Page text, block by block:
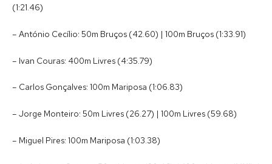
(1:21.46)
– António Cecílio: 50m Bruços (42.60) | 100m Bruços (1:33.91)
– Ivan Couras: 400m Livres (4:35.79)
– Carlos Gonçalves: 100m Mariposa (1:06.83)
– Jorge Monteiro: 50m Livres (26.27) | 100m Livres (59.68)
– Miguel Pires: 100m Mariposa (1:03.38)